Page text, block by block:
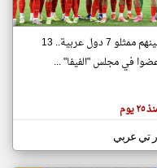
تغيير الدولة
القمر على مدار الساعة
القمر العاجلة والمباشرة
بينهم ممثلو 7 دول عربية.. 13
في مجلس "الفيفا" ...
٢٥ يوم
تي عربي